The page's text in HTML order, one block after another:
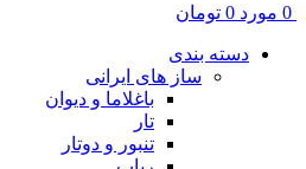
0 مورد 0 تومان
دسته بندی
ساز های ایرانی
باغلاما و دیوان
تار
تنبور و دوتار